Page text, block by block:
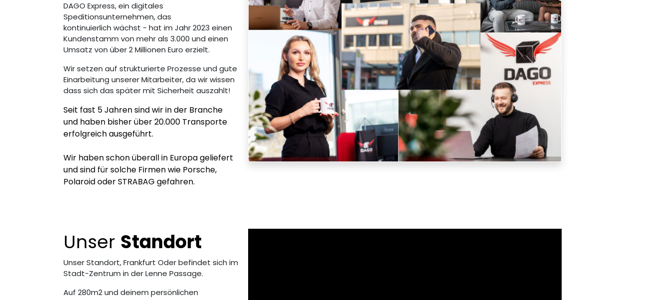
DAGO Express, ein digitales
Speditionsunternehmen, das
kontinuierlich wächst - hat im Jahr 2023 einen
Kundenstamm von mehr als 3.000 und einen
Umsatz von über 2 Millionen Euro erzielt.
Wir setzen auf strukturierte Prozesse und gute
Einarbeitung unserer Mitarbeiter, da wir wissen
dass sich das später mit Sicherheit auszahlt!
Seit fast 5 Jahren sind wir in der Branche
und haben bisher über 20.000 Transporte
erfolgreich ausgeführt.
Wir haben schon überall in Europa geliefert
und sind für solche Firmen wie Porsche,
Polaroid oder STRABAG gefahren.
Unser Standort
Unser Standort, Frankfurt Oder befindet sich im
Stadt-Zentrum in der Lenne Passage.
Auf 280m2 und deinem persönlichen